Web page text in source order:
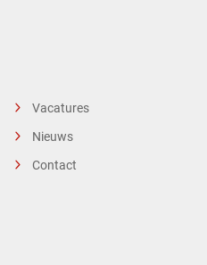
Vacatures
Nieuws
Contact